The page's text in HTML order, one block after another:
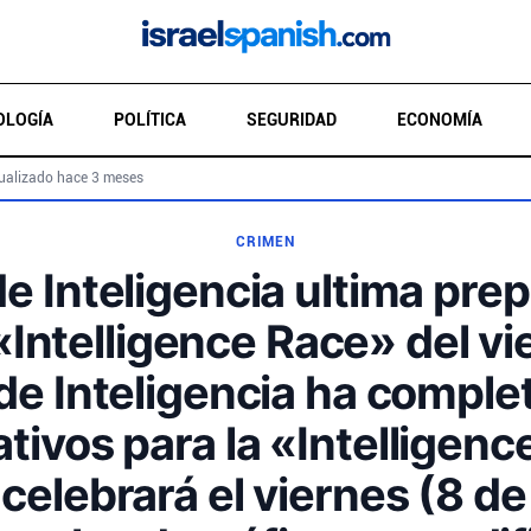
POLÍTICA SEGURIDAD ECONOMÍA
hace 3 meses
CRIMEN
Inteligencia ultima
Race» del
Inteligencia ha
para la
el viernes (8